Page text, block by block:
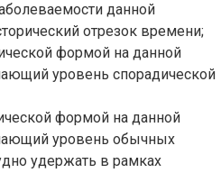
данной
отрезок времени;
формой на данной
уровень спорадической
формой на данной
уровень обычных
удержать в рамках